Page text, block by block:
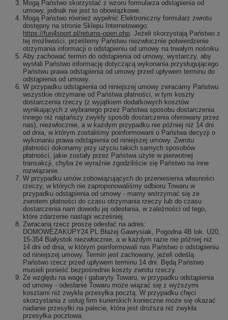
Mogą Państwo skorzystać z wzoru formularza odstąpienia od
umowy, jednak nie jest to obowiązkowe.
Mogą Państwo również wypełnić Elektroniczny formularz zwrotu
dostępny na stronie Sklepu Internetowego:
https://fun4sport.pl/returns-open.php. Jeżeli skorzystają Państwo z
tej możliwości, prześlemy Państwu niezwłocznie potwierdzenie
otrzymania informacji o odstąpieniu od umowy na trwałym nośniku.
Aby zachować termin do odstąpienia od umowy, wystarczy, aby
wysłali Państwo informację dotyczącą wykonania przysługującego
Państwu prawa odstąpienia od umowy przed upływem terminu do
odstąpienia od umowy.
W przypadku odstąpienia od niniejszej umowy zwracamy Państwu
wszystkie otrzymane od Państwa płatności, w tym koszty
dostarczenia rzeczy (z wyjątkiem dodatkowych kosztów
wynikających z wybranego przez Państwa sposobu dostarczenia
innego niż najtańszy zwykły sposób dostarczenia oferowany przez
nas), niezwłocznie, a w każdym przypadku nie później niż 14 dni
od dnia, w którym zostaliśmy poinformowani o Państwa decyzji o
wykonaniu prawa odstąpienia od niniejszej umowy. Zwrotu
płatności dokonamy przy użyciu takich samych sposobów
płatności, jakie zostały przez Państwa użyte w pierwotnej
transakcji, chyba że wyraźnie zgodziliście się Państwo na inne
rozwiązanie.
W przypadku umów zobowiązujących do przeniesienia własności
rzeczy, w których nie zaproponowaliśmy odbioru Towaru w
przypadku odstąpienia od umowy - mamy wstrzymać się ze
zwrotem płatności do czasu otrzymania rzeczy lub do czasu
dostarczenia nam dowodu jej odesłania, w zależności od tego,
które zdarzenie nastąpi wcześniej.
Zwracaną rzecz proszę odesłać na adres:
DOMOWEZAKUPY24.PL Błażej Gawrysiak, Pogodna 4B lok. U20,
15-354 Białystok niezwłocznie, a w każdym razie nie później niż
14 dni od dnia, w którym poinformowali nas Państwo o odstąpieniu
od niniejszej umowy. Termin jest zachowany, jeżeli odeślą
Państwo rzecz przed upływem terminu 14 dni. Będą Państwo
musieli ponieść bezpośrednie koszty zwrotu rzeczy.
Ze względu na wagę i gabaryty Towaru, w przypadku odstąpienia
od umowy - odesłanie Towaru może wiązać się z wyższymi
kosztami niż zwykła przesyłka pocztą. W przypadku chęci
skorzystania z usług firm kurierskich konieczne może się okazać
nadanie przesyłki na palecie, która jest droższa niż zwykła
przesyłka pocztowa.